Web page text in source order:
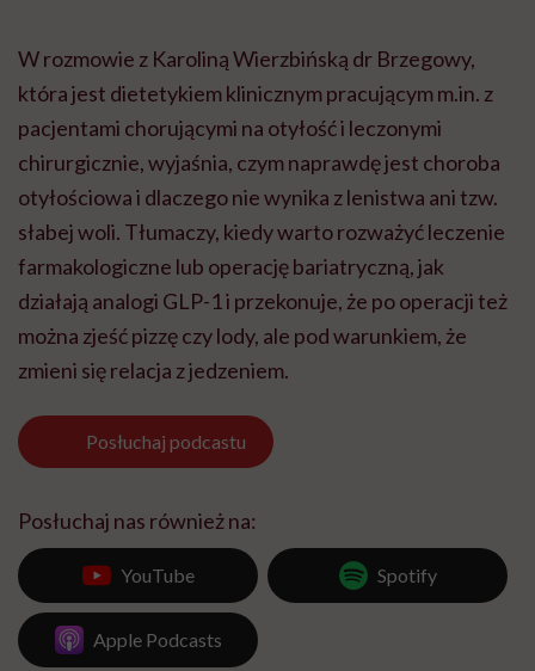
W rozmowie z Karoliną Wierzbińską dr Brzegowy,
która jest dietetykiem klinicznym pracującym m.in. z
pacjentami chorującymi na otyłość i leczonymi
chirurgicznie, wyjaśnia, czym naprawdę jest choroba
otyłościowa i dlaczego nie wynika z lenistwa ani tzw.
słabej woli. Tłumaczy, kiedy warto rozważyć leczenie
farmakologiczne lub operację bariatryczną, jak
działają analogi GLP-1 i przekonuje, że po operacji też
można zjeść pizzę czy lody, ale pod warunkiem, że
zmieni się relacja z jedzeniem.
Posłuchaj podcastu
Posłuchaj nas również na:
YouTube Spotify
Apple Podcasts